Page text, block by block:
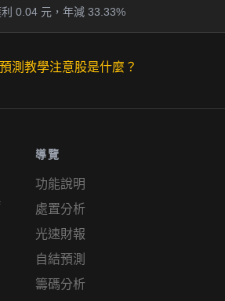
0.04 元，年減 33.33%
測教學注意股是什麼？
導覽
功能說明
處置分析
光速財報
自結預測
籌碼分析